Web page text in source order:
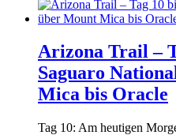
von
Oracle
Kearny
–
Tag
13
bis
15
Arizona Trail –
Saguaro
Mica bis Oracle
Tag 10: Am heutigen